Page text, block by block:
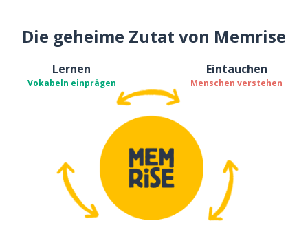
Die geheime Zutat von Memrise
Lernen
Vokabeln einprägen
Eintauchen
Menschen verstehen